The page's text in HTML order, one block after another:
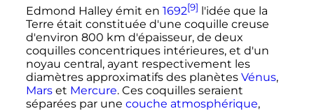
Edmond Halley émit en 1692[9]
l'idée que la
Terre était constituée d'une coquille creuse
d'environ 800 km d'épaisseur, de deux
coquilles concentriques intérieures, et d'un
noyau central, ayant respectivement les
diamètres approximatifs des planètes Vénus,
Marset Mercure. Ces coquilles seraient
séparées par une couche atmosphérique,